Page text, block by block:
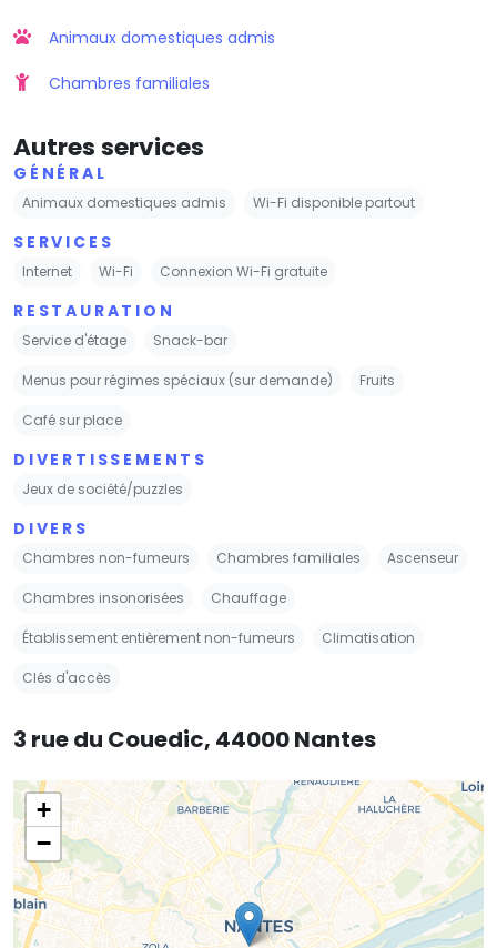
Animaux domestiques admis
Chambres familiales
Autres services
GÉNÉRAL
Animaux domestiques admis Wi-Fi disponible partout
SERVICES
Internet Wi-Fi Connexion Wi-Fi gratuite
RESTAURATION
Service d'étage Snack-bar
Menus pour régimes spéciaux (sur demande) Fruits
Café sur place
DIVERTISSEMENTS
Jeux de société/puzzles
DIVERS
Chambres non-fumeurs Chambres familiales Ascenseur
Chambres insonorisées Chauffage
Établissement entièrement non-fumeurs Climatisation
Clés d'accès
3 rue du Couedic, 44000 Nantes
+
−